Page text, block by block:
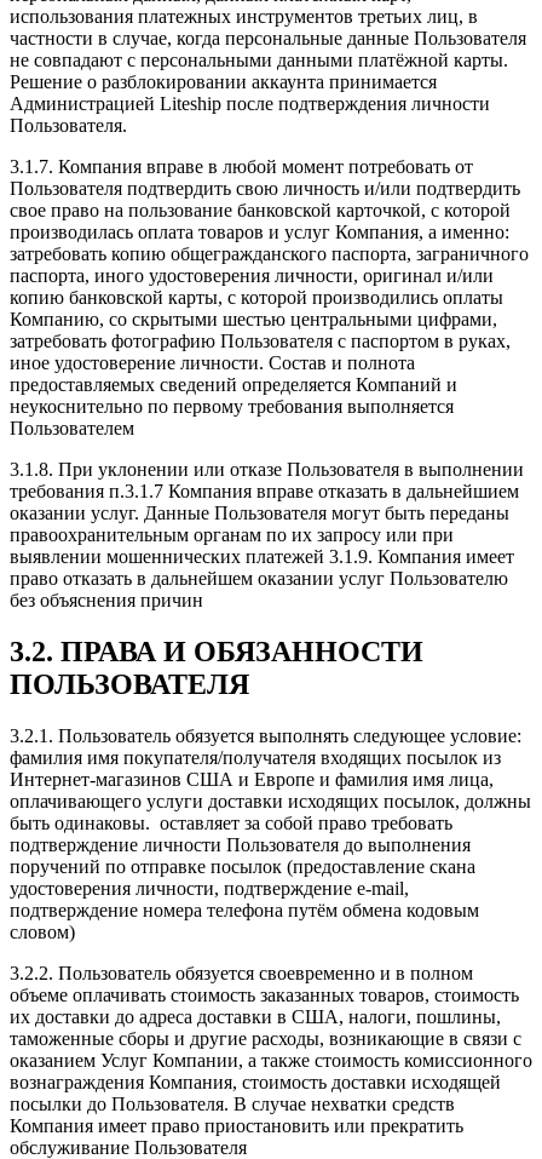
использования платежных инструментов третьих лиц, в
частности в случае, когда персональные данные Пользователя
не совпадают с персональными данными платёжной карты.
Решение о разблокировании аккаунта принимается
Администрацией Liteship после подтверждения личности
Пользователя.
3.1.7. Компания вправе в любой момент потребовать от
Пользователя подтвердить свою личность и/или подтвердить
свое право на пользование банковской карточкой, с которой
производилась оплата товаров и услуг Компания, а именно:
затребовать копию общегражданского паспорта, заграничного
паспорта, иного удостоверения личности, оригинал и/или
копию банковской карты, с которой производились оплаты
Компанию, со скрытыми шестью центральными цифрами,
затребовать фотографию Пользователя с паспортом в руках,
иное удостоверение личности. Состав и полнота
предоставляемых сведений определяется Компаний и
неукоснительно по первому требования выполняется
Пользователем
3.1.8. При уклонении или отказе Пользователя в выполнении
требования п.3.1.7 Компания вправе отказать в дальнейшием
оказании услуг. Данные Пользователя могут быть переданы
правоохранительным органам по их запросу или при
выявлении мошеннических платежей 3.1.9. Компания имеет
право отказать в дальнейшем оказании услуг Пользователю
без объяснения причин
3.2. ПРАВА И ОБЯЗАННОСТИ
ПОЛЬЗОВАТЕЛЯ
3.2.1. Пользователь обязуется выполнять следующее условие:
фамилия имя покупателя/получателя входящих посылок из
Интернет-магазинов США и Европе и фамилия имя лица,
оплачивающего услуги доставки исходящих посылок, должны
быть одинаковы. оставляет за собой право требовать
подтверждение личности Пользователя до выполнения
поручений по отправке посылок (предоставление скана
удостоверения личности, подтверждение e-mail,
подтверждение номера телефона путём обмена кодовым
словом)
3.2.2. Пользователь обязуется своевременно и в полном
объеме оплачивать стоимость заказанных товаров, стоимость
их доставки до адреса доставки в США, налоги, пошлины,
таможенные сборы и другие расходы, возникающие в связи с
оказанием Услуг Компании, а также стоимость комиссионного
вознаграждения Компания, стоимость доставки исходящей
посылки до Пользователя. В случае нехватки средств
Компания имеет право приостановить или прекратить
обслуживание Пользователя